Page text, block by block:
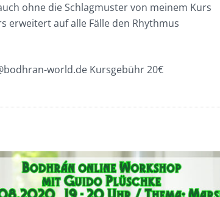
ohne die Schlagmuster von meinem Kurs
erweitert auf alle Fälle den Rhythmus
world.de Kursgebühr 20€